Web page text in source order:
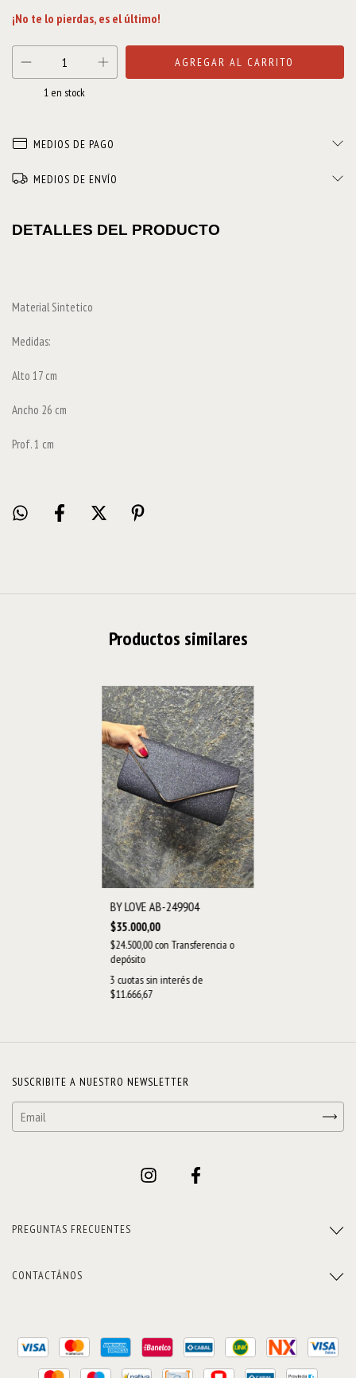
¡No te lo pierdas, es el último!
1 en stock
MEDIOS DE PAGO
MEDIOS DE ENVÍO
DETALLES DEL PRODUCTO
Material Sintetico
Medidas:
Alto 17 cm
Ancho 26 cm
Prof. 1 cm
Productos similares
BY LOVE AB-249904
$35.000,00
$24.500,00con Transferencia o
depósito
3 cuotas sin interés de
$11.666,67
SUSCRIBITE A NUESTRO NEWSLETTER
PREGUNTAS FRECUENTES
CONTACTÁNOS